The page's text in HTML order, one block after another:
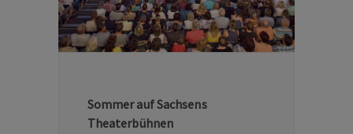
Hinter den Kulissen der Dresdner
Semperoper